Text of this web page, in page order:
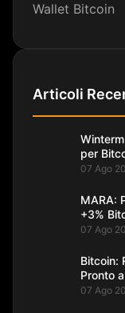
Wallet Bitcoin
Articoli
per
07 Ago
MARA:
+3%
07 Ago
Bitcoin:
Pronto
07 Ago